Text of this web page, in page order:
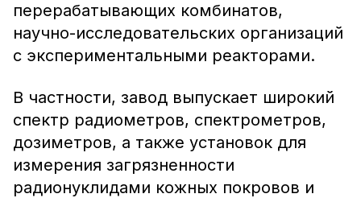
перерабатывающих комбинатов,
научно-исследовательских организаций
с экспериментальными реакторами.
В частности, завод выпускает широкий
спектр радиометров, спектрометров,
дозиметров, а также установок для
измерения загрязненности
радионуклидами кожных покровов и